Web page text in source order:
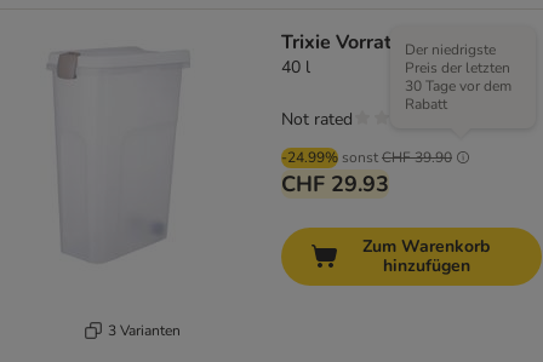
3 Varianten
Trixie Vorratstonne
40 l
-24.99% sonstCHF 39.90
Der niedrigste
Preis der letzten
30 Tage vor dem
Rabatt
CHF 29.93
Not rated
Zum Warenkorb
hinzufügen